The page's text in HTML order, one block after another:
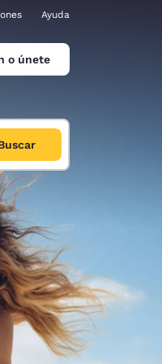
Ayuda
o únete